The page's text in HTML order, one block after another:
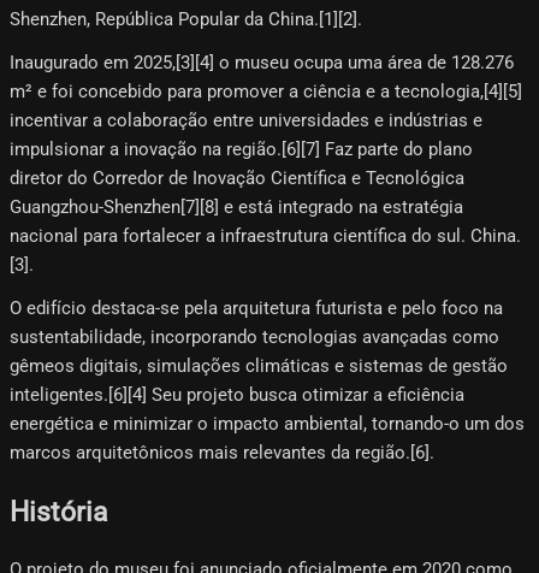
Shenzhen, República Popular da China.[1][2]​.
Inaugurado em 2025,[3]​[4]​ o museu ocupa uma área de 128.276
m² e foi concebido para promover a ciência e a tecnologia,[4]​[5]​
incentivar a colaboração entre universidades e indústrias e
impulsionar a inovação na região.[6]​[7]​ Faz parte do plano
diretor do Corredor de Inovação Científica e Tecnológica
Guangzhou-Shenzhen[7]​[8]​ e está integrado na estratégia
nacional para fortalecer a infraestrutura científica do sul. China.
[3]​.
O edifício destaca-se pela arquitetura futurista e pelo foco na
sustentabilidade, incorporando tecnologias avançadas como
gêmeos digitais, simulações climáticas e sistemas de gestão
inteligentes.[6]​[4]​ Seu projeto busca otimizar a eficiência
energética e minimizar o impacto ambiental, tornando-o um dos
marcos arquitetônicos mais relevantes da região.[6]​.
História